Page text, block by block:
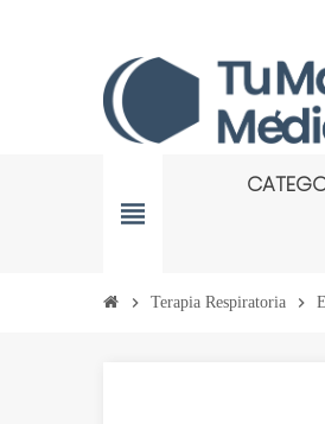
view_headline
chevron_right Terapia Respiratoria chevron_right